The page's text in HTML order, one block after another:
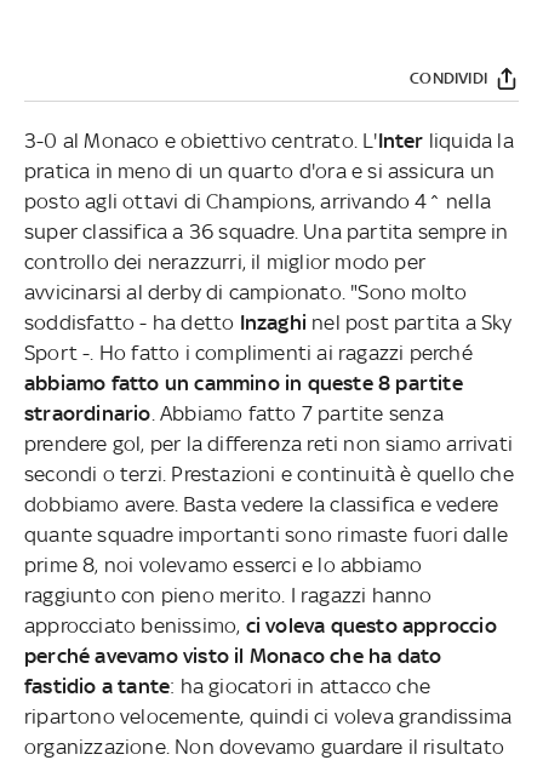
CONDIVIDI
3-0 al Monaco e obiettivo centrato. L'Inter liquida la
pratica in meno di un quarto d'ora e si assicura un
posto agli ottavi di Champions, arrivando 4^ nella
super classifica a 36 squadre. Una partita sempre in
controllo dei nerazzurri, il miglior modo per
avvicinarsi al derby di campionato. "Sono molto
soddisfatto - ha detto Inzaghi nel post partita a Sky
Sport -. Ho fatto i complimenti ai ragazzi perché
abbiamo fatto un cammino in queste 8 partite
straordinario . Abbiamo fatto 7 partite senza
prendere gol, per la differenza reti non siamo arrivati
secondi o terzi. Prestazioni e continuità è quello che
dobbiamo avere. Basta vedere la classifica e vedere
quante squadre importanti sono rimaste fuori dalle
prime 8, noi volevamo esserci e lo abbiamo
raggiunto con pieno merito. I ragazzi hanno
approcciato benissimo, ci voleva questo approccio
perché avevamo visto il Monaco che ha dato
fastidio a tante: ha giocatori in attacco che
ripartono velocemente, quindi ci voleva grandissima
organizzazione. Non dovevamo guardare il risultato